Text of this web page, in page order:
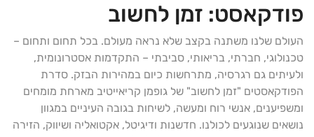
פודקאסט: זמן לחשוב
העולם שלנו משתנה בקצב שלא נראה מעולם. בכל תחום ותחום –
טכנולוגי, חברתי, בריאותי, סביבתי – התקדמות אסטרונומית,
ולעיתים גם רגרסיה, מתרחשות כיום במהירות הבזק. סדרת
הפודקאסטים "זמן לחשוב" של גופמן קריאייטיב מארחת מומחים
ומשפיענים, אנשי רוח ומעשה, לשיחות בגובה העיניים במגוון
נושאים שנוגעים לכולנו. חדשנות ודיגיטל, אקטואליה ושיווק, הזירה